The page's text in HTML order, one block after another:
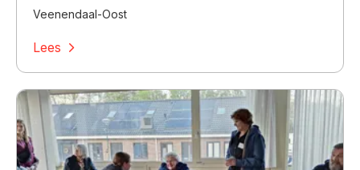
Veenendaal-Oost
Lees